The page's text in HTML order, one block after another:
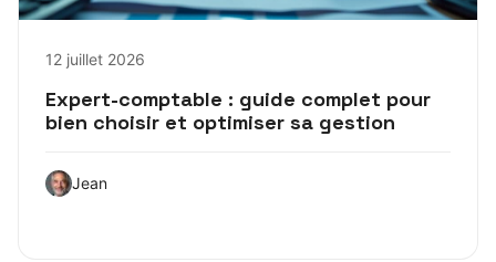
12 juillet 2026
Expert-comptable : guide complet pour
bien choisir et optimiser sa gestion
Jean